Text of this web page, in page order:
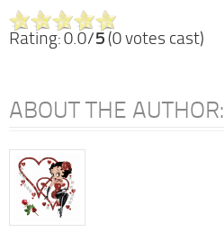
Rating: 0.0/5 (0 votes cast)
ABOUT THE AUTHOR: